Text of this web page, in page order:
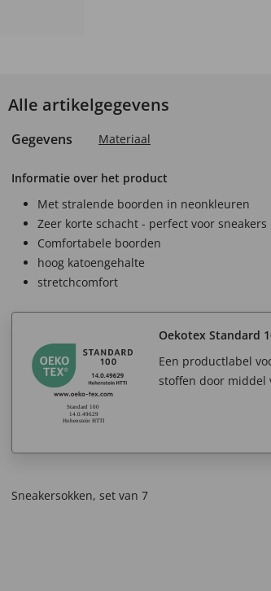
Alle artikelgegevens
Gegevens Materiaal
Informatie over het product
Met stralende boorden in neonkleuren
Zeer korte schacht - perfect voor sneakers
Comfortabele boorden
hoog katoengehalte
stretchcomfort
Oekotex Standard
Een productlabel
stoffen door middel
Sneakersokken, set van 7